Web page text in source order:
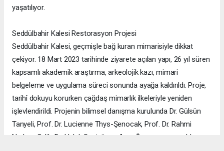
yaşatılıyor.
Seddülbahir Kalesi Restorasyon Projesi
Seddülbahir Kalesi, geçmişle bağ kuran mimarisiyle dikkat
çekiyor. 18 Mart 2023 tarihinde ziyarete açılan yapı, 26 yıl süren
kapsamlı akademik araştırma, arkeolojik kazı, mimari
belgeleme ve uygulama süreci sonunda ayağa kaldırıldı. Proje,
tarihî dokuyu korurken çağdaş mimarlık ilkeleriyle yeniden
işlevlendirildi. Projenin bilimsel danışma kurulunda Dr. Gülsün
Tanyeli, Prof. Dr. Lucienne Thys-Şenocak, Prof. Dr. Rahmi
Nurhan Çelik, Dr. Haluk Sesigür ve Arzu Özsavaşcı yer aldı.